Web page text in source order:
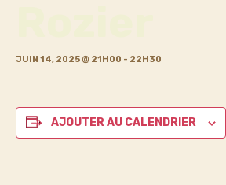
JUIN 14, 2025 @ 21H00 - 22H30
AJOUTER AU CALENDRIER